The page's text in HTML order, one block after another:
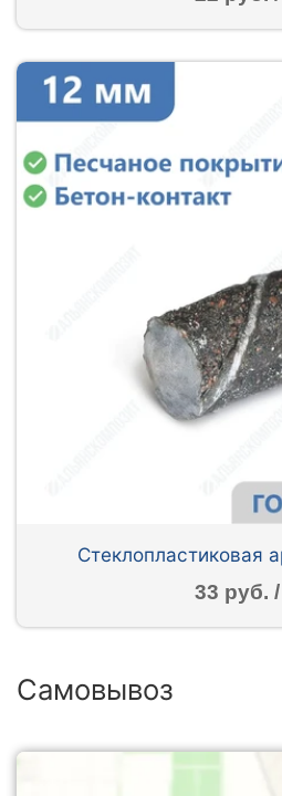
Стеклопластиковая
33 руб.
Самовывоз